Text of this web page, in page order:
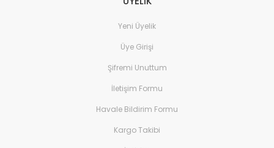
Yeni Üyelik
Üye Girişi
Şifremi Unuttum
İletişim Formu
Havale Bildirim Formu
Kargo Takibi